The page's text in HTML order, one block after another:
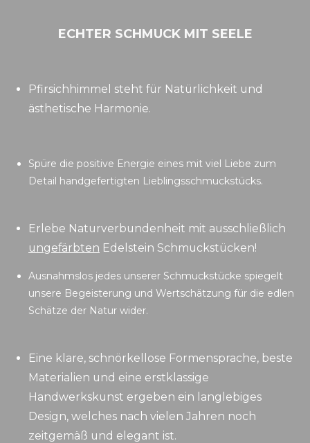
ECHTER SCHMUCK MIT SEELE
Pfirsichhimmel steht für Natürlichkeit und
ästhetische Harmonie.
Spüre die positive Energie eines mit viel Liebe zum
Detail handgefertigten Lieblingsschmuckstücks.
Erlebe Naturverbundenheit mit ausschließlich
ungefärbten Edelstein Schmuckstücken!
Ausnahmslos jedes unserer Schmuckstücke spiegelt
unsere Begeisterung und Wertschätzung für die edlen
Schätze der Natur wider.
Eine klare, schnörkellose Formensprache, beste
Materialien und eine erstklassige
Handwerkskunst ergeben ein langlebiges
Design, welches nach vielen Jahren noch
zeitgemäß und elegant ist.